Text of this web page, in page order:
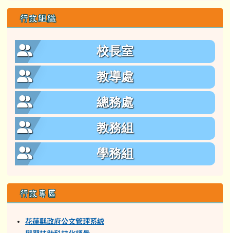
行政組織
校長室
教導處
總務處
教務組
學務組
行政專區
花蓮縣政府公文管理系統